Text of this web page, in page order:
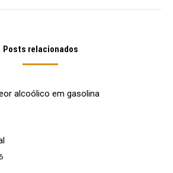
Posts relacionados
alcoólico em gasolina